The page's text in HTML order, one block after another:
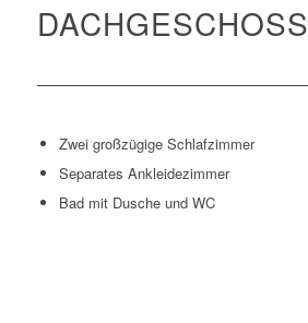
DACHGESCHOSS
Zwei großzügige Schlafzimmer
Separates Ankleidezimmer
Bad mit Dusche und WC